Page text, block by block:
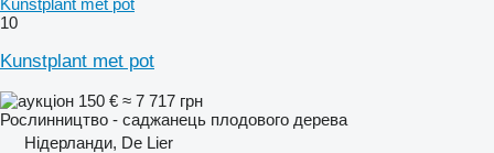
10
Kunstplant met pot
150 € ≈ 7 717 грн
Рослинництво - саджанець плодового дерева
Нідерланди, De Lier